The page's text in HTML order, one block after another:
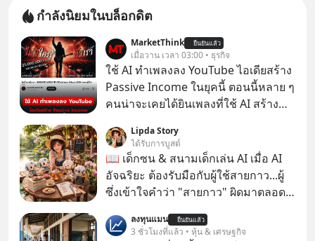
กำลังนิยมในบล็อกดิต
MarketThink ยืนยันแล้ว
เมื่อวาน เวลา 03:00 • ธุรกิจ
ใช้ AI ทำเพลงลง YouTube ไอเดียสร้าง
Passive Income ในยุคนี้ ตอนนี้หลาย ๆ
คนน่าจะเคยได้ยินเพลงที่ใช้ AI สร้าง
รู้ตัวเรา” จากช่องชื่อว่า UNHEARD
MUSIC ที่ตอนนี้มียอดรับชมกว่า 26
ล้านครั้งแล้ว
Lipda Story
ได้รับการบูสต์
📖 เด็กซน & สนามเด็กเล่น AI เมื่อ AI
อัจฉริยะ ต้องรับมือกับผู้ใช้สายกาว...ผู้
ซึ่งเข้าใจคำว่า "สายกาว" ผิดมาตลอด
ลงทุนแมน ยืนยันแล้ว
3 ชั่วโมงที่แล้ว • หุ้น & เศรษฐกิจ